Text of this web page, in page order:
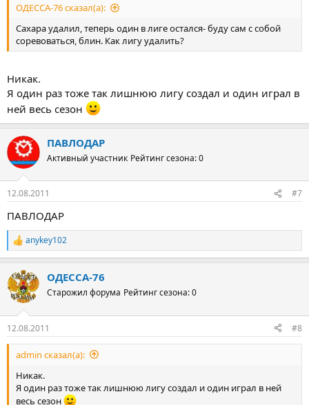
ОДЕССА-76 сказал(а):
Сахара удалил, теперь один в лиге остался- буду сам с собой
соревоваться, блин. Как лигу удалить?
Никак.
Я один раз тоже так лишнюю лигу создал и один играл в
ней весь сезон
ПАВЛОДАР
Активный участник Рейтинг сезона: 0
12.08.2011 #7
ПАВЛОДАР
Р
е
к
ц
и
anykey102
ОДЕССА-76
Старожил форума Рейтинг сезона: 0
12.08.2011 #8
admin сказал(а):
Никак.
Я один раз тоже так лишнюю лигу создал и один играл в ней
весь сезон